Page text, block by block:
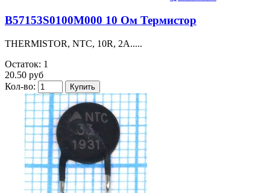
B57153S0100M000 10 Ом Термистор
THERMISTOR, NTC, 10R, 2A.....
Остаток: 1
20.50 руб
Кол-во: